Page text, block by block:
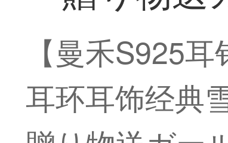
【曼禾S925
耳环耳饰经典